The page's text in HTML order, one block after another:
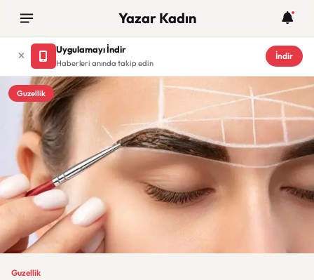
Yazar Kadın
Uygulamayı İndir
Haberleri anında takip edin
İndir
Guzellik
Guzellik